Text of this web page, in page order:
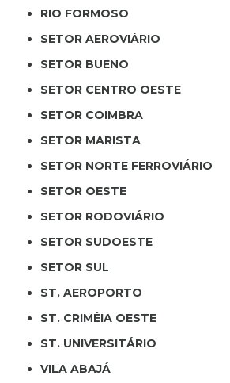
RIO FORMOSO
SETOR AEROVIÁRIO
SETOR BUENO
SETOR CENTRO OESTE
SETOR COIMBRA
SETOR MARISTA
SETOR NORTE FERROVIÁRIO
SETOR OESTE
SETOR RODOVIÁRIO
SETOR SUDOESTE
SETOR SUL
ST. AEROPORTO
ST. CRIMÉIA OESTE
ST. UNIVERSITÁRIO
VILA ABAJÁ